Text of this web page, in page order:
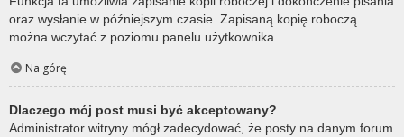
oraz wysłanie w późniejszym czasie. Zapisaną kopię roboczą
można wczytać z poziomu panelu użytkownika.
Na górę
Dlaczego mój post musi być akceptowany?
Administrator witryny mógł zadecydować, że posty na danym forum